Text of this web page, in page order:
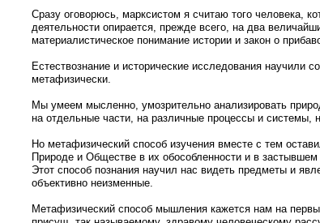
Сразу оговорюсь, марксистом я считаю того человека,
деятельности опирается, прежде всего, на два
материалистическое понимание истории и закон о
Естествознание и исторические исследования научили
метафизически.
Мы умеем мысленно, умозрительно анализировать
на отдельные части, на различные процессы и системы,
Но метафизический способ изучения вместе с тем
Природе и Обществе в их обособленности и в застывшем
Этот способ познания научил нас видеть предметы и
объективно неизменные.
Метафизический способ мышления кажется нам на